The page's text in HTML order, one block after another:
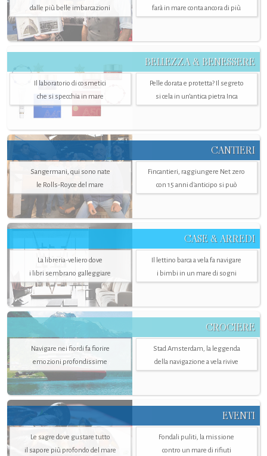
dalle più belle imbarcazioni
farà in mare conta ancora di più
BELLEZZA & BENESSERE
Il laboratorio di cosmetici
che si specchia in mare
Pelle dorata e protetta? Il segreto
si cela in un’antica pietra Inca
CANTIERI
Sangermani, qui sono nate
le Rolls-Royce del mare
Fincantieri, raggiungere Net zero
con 15 anni d'anticipo si può
CASE & ARREDI
La libreria-veliero dove
i libri sembrano galleggiare
Il lettino barca a vela fa navigare
i bimbi in un mare di sogni
CROCIERE
Navigare nei fiordi fa fiorire
emozioni profondissime
Stad Amsterdam, la leggenda
della navigazione a vela rivive
EVENTI
Le sagre dove gustare tutto
il sapore più profondo del mare
Fondali puliti, la missione
contro un mare di rifiuti